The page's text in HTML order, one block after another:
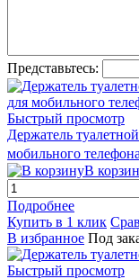
Представьтесь:
Быстрый просмотр
Держатель
мобильного телефона
В
Подробнее
Купить в 1 клик
В избранное Под
Быстрый просмотр